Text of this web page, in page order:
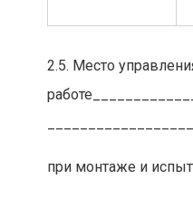
2.5. Место
при монтаже и